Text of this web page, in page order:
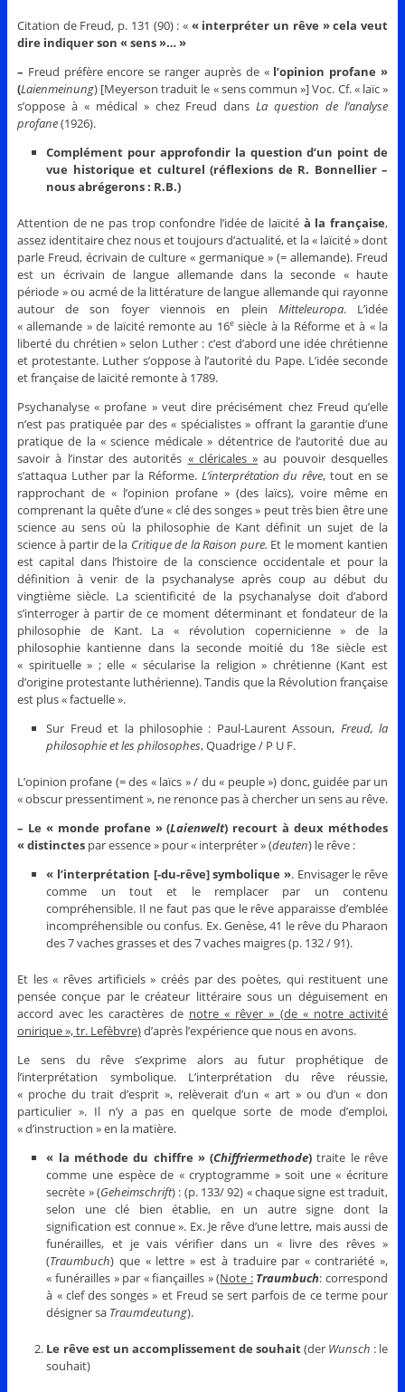
Citation de Freud, p. 131 (90) : « « interpréter un rêve » cela veut
dire indiquer son « sens »… »
– Freud préfère encore se ranger auprès de « l’opinion profane »
(Laienmeinung) [Meyerson traduit le « sens commun »] Voc. Cf. « laïc »
s’oppose à « médical » chez Freud dansLa question de l’analyse
profane(1926).
Complément pour approfondir la question d’un point de
vue historique et culturel (réflexions de R. Bonnellier –
nous abrégerons : R.B.)
Attention de ne pas trop confondre l’idée de laïcité à la française,
assez identitaire chez nous et toujours d’actualité, et la « laïcité » dont
parle Freud, écrivain de culture « germanique » (= allemande). Freud
est un écrivain de langue allemande dans la seconde « haute
période » ou acmé de la littérature de langue allemande qui rayonne
autour de son foyer viennois en plein Mitteleuropa. L’idée
« allemande » de laïcité remonte au 16esiècle à la Réforme et à « la
liberté du chrétien » selon Luther : c’est d’abord une idée chrétienne
et protestante. Luther s’oppose à l’autorité du Pape. L’idée seconde
et française de laïcité remonte à 1789.
Psychanalyse « profane » veut dire précisément chez Freud qu’elle
n’est pas pratiquée par des « spécialistes » offrant la garantie d’une
pratique de la « science médicale » détentrice de l’autorité due au
savoir à l’instar des autorités « cléricales » au pouvoir desquelles
s’attaqua Luther par la Réforme. L’interprétation du rêve, tout en se
rapprochant de « l’opinion profane » (des laïcs), voire même en
comprenant la quête d’une « clé des songes » peut très bien être une
science au sens où la philosophie de Kant définit un sujet de la
science à partir de la Critiquede la Raison pure. Et le moment kantien
est capital dans l’histoire de la conscience occidentale et pour la
définition à venir de la psychanalyse après coup au début du
vingtième siècle. La scientificité de la psychanalyse doit d’abord
s’interroger à partir de ce moment déterminant et fondateur de la
philosophie de Kant. La « révolution copernicienne » de la
philosophie kantienne dans la seconde moitié du 18e siècle est
« spirituelle » ; elle « sécularise la religion » chrétienne (Kant est
d’origine protestante luthérienne). Tandis que la Révolution française
est plus « factuelle ».
Sur Freud et la philosophie : Paul-Laurent Assoun, Freud, la
philosophie et les philosophes, Quadrige / P U F.
L’opinion profane (= des « laïcs » / du « peuple ») donc, guidée par un
« obscur pressentiment », ne renonce pas à chercher un sens au rêve.
– Le « monde profane » (Laienwelt) recourt à deux méthodes
« distinctespar essence » pour « interpréter » (deuten) le rêve :
« l’interprétation [-du-rêve] symbolique ». Envisager le rêve
comme un tout et le remplacer par un contenu
compréhensible. Il ne faut pas que le rêve apparaisse d’emblée
incompréhensible ou confus. Ex. Genèse, 41 le rêve du Pharaon
des 7 vaches grasses et des 7 vaches maigres (p. 132 / 91).
Et les « rêves artificiels » créés par des poètes, qui restituent une
pensée conçue par le créateur littéraire sous un déguisement en
accord avec les caractères de notre « rêver » (de « notre activité
onirique », tr. Lefèbvre)d’après l’expérience que nous en avons.
Le sens du rêve s’exprime alors au futur prophétique de
l’interprétation symbolique. L’interprétation du rêve réussie,
« proche du trait d’esprit », relèverait d’un « art » ou d’un « don
particulier ». Il n’y a pas en quelque sorte de mode d’emploi,
« d’instruction » en la matière.
« la méthode du chiffre » (Chiffriermethode)traite le rêve
comme une espèce de « cryptogramme » soit une « écriture
secrète » (Geheimschrift) : (p. 133/ 92) « chaque signe est traduit,
selon une clé bien établie, en un autre signe dont la
signification est connue ». Ex. Je rêve d’une lettre, mais aussi de
funérailles, et je vais vérifier dans un « livre des rêves »
(Traumbuch) que « lettre » est à traduire par « contrariété »,
« funérailles » par « fiançailles » (Note : Traumbuch: correspond
à « clef des songes » et Freud se sert parfois de ce terme pour
désigner sa Traumdeutung).
Le rêve est un accomplissement de souhait(der Wunsch : le
souhait)